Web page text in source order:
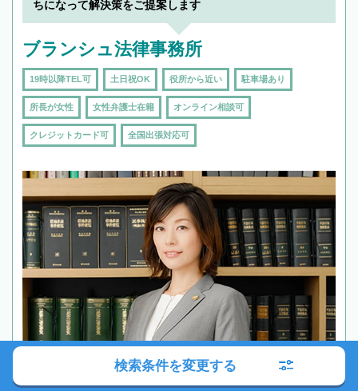
ちになって解決策をご提案します
ブランシュ法律事務所
19時以降TEL可 土日祝OK 役所から近い 駐車場あり
所長が女性 女性弁護士在籍 オンライン相談可
クレジットカード可 全国出張対応可
検索条件を変更する